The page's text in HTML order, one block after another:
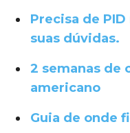
Precisa de PID
suas dúvidas.
2 semanas de
americano
Guia de onde